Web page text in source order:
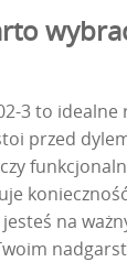
3 to idealne
przed
na